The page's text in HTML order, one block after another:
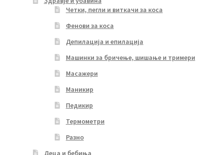
Четки, пегли и виткачи за коса
Фенови за коса
Депилација и епилација
Машинки за бричење, шишање и тримери
Масажери
Маникир
Педикир
Термометри
Разно
Деца и бебиња